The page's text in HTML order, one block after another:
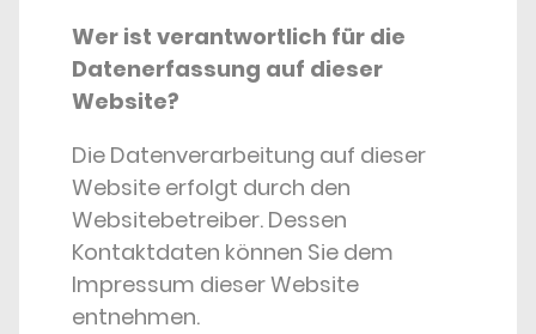
Wer ist verantwortlich für die
Datenerfassung auf dieser
Website?
Die Datenverarbeitung auf dieser
Website erfolgt durch den
Websitebetreiber. Dessen
Kontaktdaten können Sie dem
Impressum dieser Website
entnehmen.